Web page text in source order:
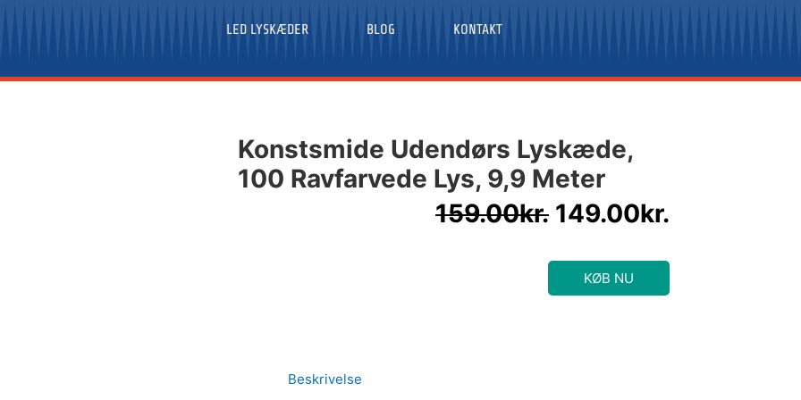
LED LYSKÆDER BLOG KONTAKT
Konstsmide Udendørs Lyskæde,
100 Ravfarvede Lys, 9,9 Meter
159.00kr.
Den
oprindelige
pris
var:
159.00kr..
149.00kr.
KØB NU
Beskrivelse